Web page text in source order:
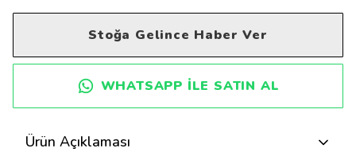
Stoğa Gelince Haber Ver
WHATSAPP ILE SATIN AL
Ürün Açıklaması